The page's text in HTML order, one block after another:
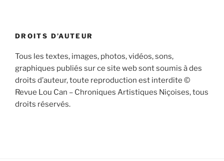
DROITS D’AUTEUR
Tous les textes, images, photos, vidéos, sons,
graphiques publiés sur ce site web sont soumis à des
droits d’auteur, toute reproduction est interdite ©
Revue Lou Can – Chroniques Artistiques Niçoises, tous
droits réservés.